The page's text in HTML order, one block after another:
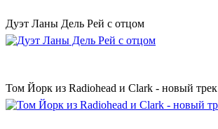
Дуэт Ланы Дель Рей с отцом
Том Йорк из Radiohead и Clark - новый трек